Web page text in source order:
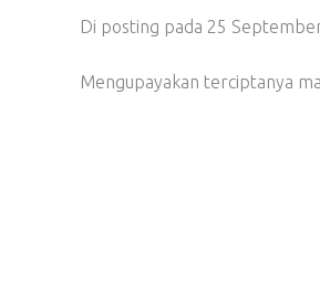
Di posting pada 25
Mengupayakan terciptanya